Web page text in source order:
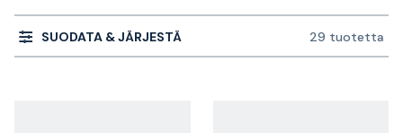
SUODATA & JÄRJESTÄ 29 tuotetta